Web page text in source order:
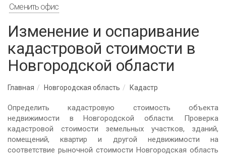
Сменить офис
Изменение и оспаривание
кадастровой стоимости в
Новгородской области
Главная Новгородская область Кадастр
Определить кадастровую стоимость объекта
недвижимости в Новгородской области. Проверка
кадастровой стоимости земельных участков, зданий,
помещений, квартир и другой недвижимости на
соответствие рыночной стоимости Новгородская область